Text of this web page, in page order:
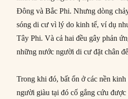
Đông và Bắc Phi. Nhưng dòng
sóng di cư vì lý do kinh tế, ví dụ
Tây Phi. Và cả hai đều gây phản
những nước người di cư đặt chân
Trong khi đó, bất ổn ở các nền
người giàu tại đó cố gắng cứu